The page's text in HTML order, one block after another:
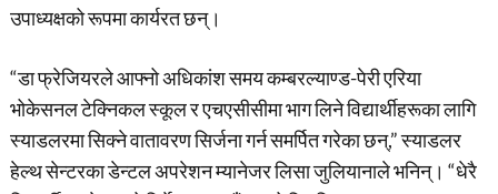
उपाध्यक्षको रूपमा कार्यरत छन्।
“डा फ्रेजियरले आफ्नो अधिकांश समय कम्बरल्याण्ड-पेरी एरिया
भोकेसनल टेक्निकल स्कूल र एचएसीसीमा भाग लिने विद्यार्थीहरूका लागि
स्याडलरमा सिक्ने वातावरण सिर्जना गर्न समर्पित गरेका छन्,” स्याडलर
हेल्थ सेन्टरका डेन्टल अपरेशन म्यानेजर लिसा जुलियानाले भनिन्। “धेरै